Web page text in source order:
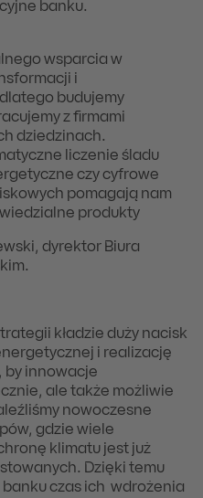
banku.
wsparcia w
i
budujemy
z firmami
dziedzinach.
liczenie śladu
czy cyfrowe
pomagają nam
produkty
dyrektor Biura
kładzie duży nacisk
i realizację
by innowacje
ale także możliwie
nowoczesne
gdzie wiele
klimatu jest już
Dzięki temu
banku czas ich wdrożenia